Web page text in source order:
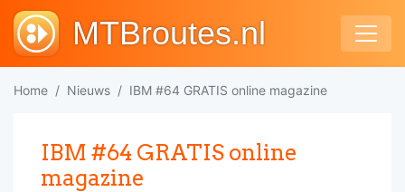
MTBroutes.nl
Home Nieuws IBM #64 GRATIS online magazine
IBM #64 GRATIS online
magazine